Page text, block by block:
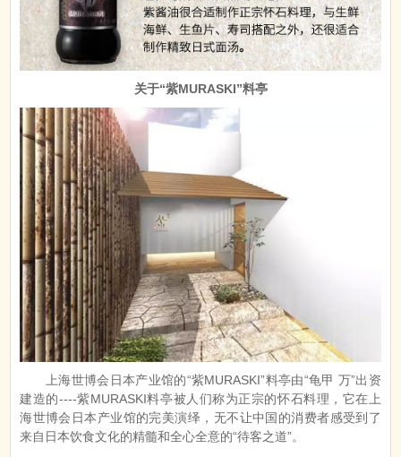
关于“紫MURASKI”料亭
上海世博会日本产业馆的“紫MURASKI”料亭由“龟甲 万”出资
建造的----紫MURASKI料亭被人们称为正宗的怀石料理，它在上
海世博会日本产业馆的完美演绎，无不让中国的消费者感受到了
来自日本饮食文化的精髓和全心全意的“待客之道”。